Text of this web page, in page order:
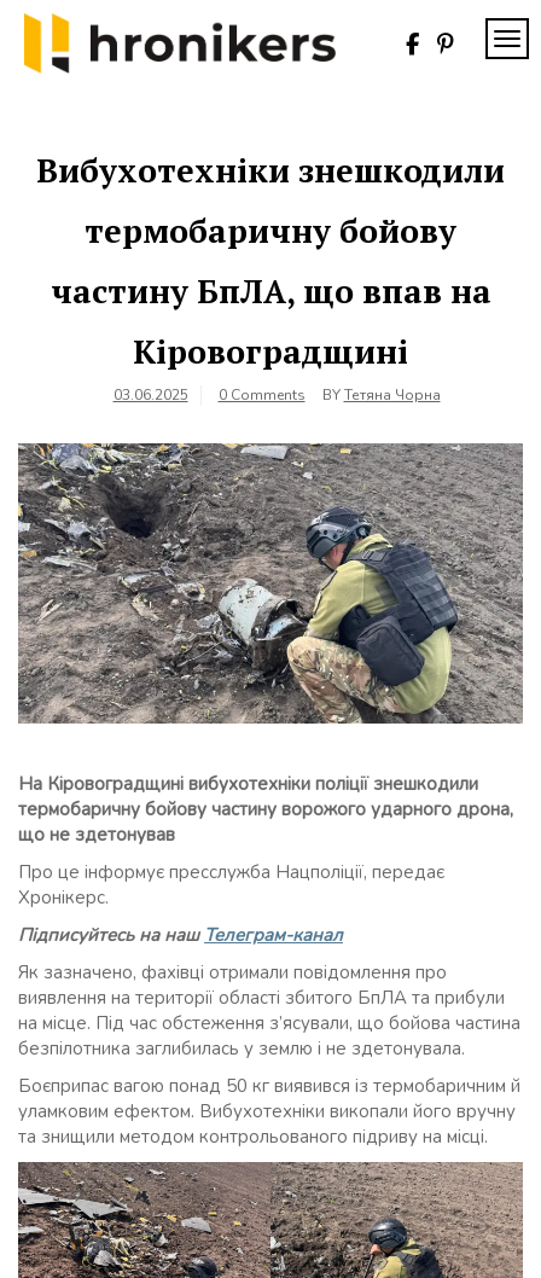
Skip
content
Вибухотехніки знешкодили
термобаричну бойову
частину БпЛА, що впав на
Кіровоградщині
03.06.2025 0 Comments BYТетяна Чорна
На Кіровоградщині вибухотехніки поліції знешкодили
термобаричну бойову частину ворожого ударного дрона,
що не здетонував
Про це інформує пресслужба Нацполіції, передає
Хронікерс.
Підписуйтесь на наш Телеграм-канал
Як зазначено, фахівці отримали повідомлення про
виявлення на території області збитого БпЛА та прибули
на місце. Під час обстеження з’ясували, що бойова частина
безпілотника заглибилась у землю і не здетонувала.
Боєприпас вагою понад 50 кг виявився із термобаричним й
уламковим ефектом. Вибухотехніки викопали його вручну
та знищили методом контрольованого підриву на місці.